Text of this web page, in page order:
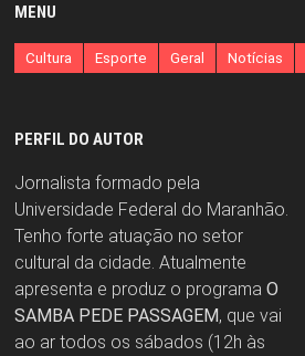
MENU
Cultura Esporte Geral Notícias
PERFIL DO AUTOR
Jornalista formado pela
Universidade Federal do Maranhão.
Tenho forte atuação no setor
cultural da cidade. Atualmente
apresenta e produz o programa O
SAMBA PEDE PASSAGEM, que vai
ao ar todos os sábados (12h às